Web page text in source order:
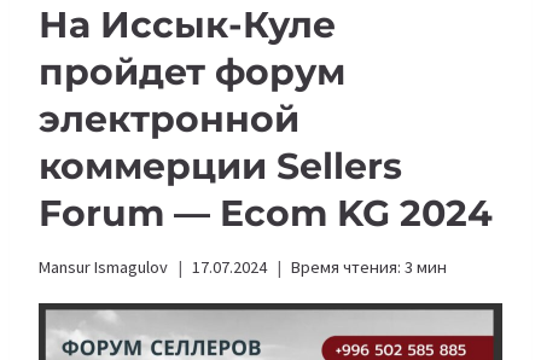
На Иссык-Куле
пройдет форум
электронной
коммерции Sellers
Forum — Ecom KG 2024
Mansur Ismagulov 17.07.2024 Время чтения: 3 мин